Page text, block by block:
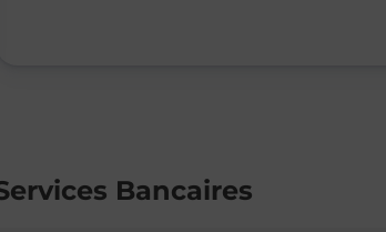
Bancaires